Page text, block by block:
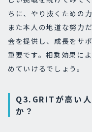
ちに、やり抜くための
また本人の地道な努力
会を提供し、成長をサ
重要です。相乗効果に
めていけるでしょう。
Q3.GRITが高い
か？